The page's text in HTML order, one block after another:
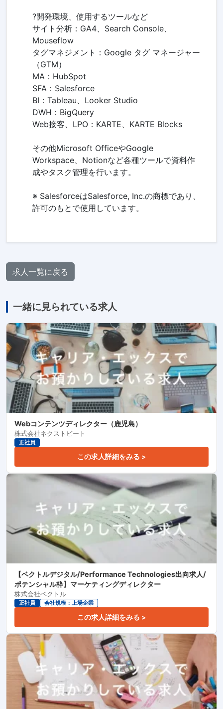
?開発環境、使用するツールなど
サイト分析：GA4、Search Console、
Mouseflow
タグマネジメント：Google タグ マネージャー
（GTM）
MA：HubSpot
SFA：Salesforce
BI：Tableau、Looker Studio
DWH：BigQuery
Web接客、LPO：KARTE、KARTE Blocks
その他Microsoft OfficeやGoogle
Workspace、Notionなど各種ツールで資料作
成やタスク管理を行います。
※ SalesforceはSalesforce, Inc.の商標であり、
許可のもとで使用しています。
求人一覧に戻る
一緒に見られている求人
Webコンテンツディレクター（鹿児島）
株式会社ネクストビート
正社員
この求人詳細をみる >
【ベクトルデジタル/Performance Technologies出向求人/
ポテンシャル枠】マーケティングディレクター
株式会社ベクトル
正社員 会社規模：上場企業
この求人詳細をみる >